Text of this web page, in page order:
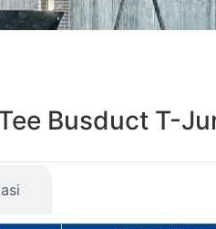
Busduct T-